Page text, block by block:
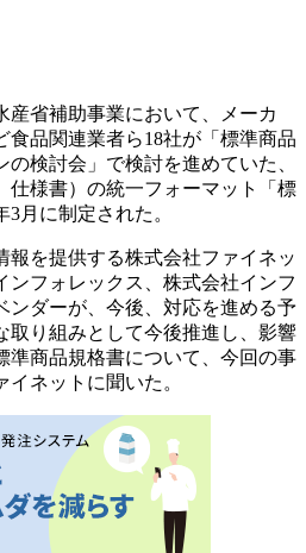
産省補助事業において、メーカ
食品関連業者ら18社が「標準商品
検討会」で検討を進めていた、
仕様書）の統一フォーマット「標
月に制定された。
報を提供する株式会社ファイネッ
ンフォレックス、株式会社インフ
ンダーが、今後、対応を進める予
取り組みとして今後推進し、影響
準商品規格書について、今回の事
ネットに聞いた。